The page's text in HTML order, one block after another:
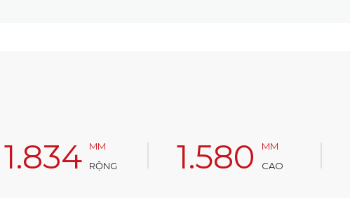
1.834
MM
RỘNG
1.580
MM
CAO